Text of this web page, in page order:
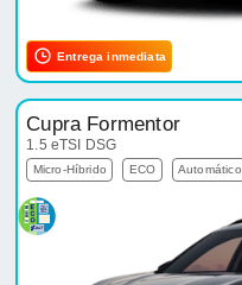
Entrega inmediata
Cupra Formentor
1.5 eTSI DSG
Micro-Híbrido ECO Automático